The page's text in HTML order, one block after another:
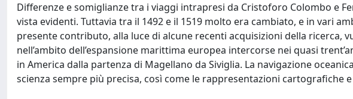
Differenze e somiglianze tra i viaggi intrapresi da Cristoforo Colombo e
vista evidenti. Tuttavia tra il 1492 e il 1519 molto era cambiato, e in vari
presente contributo, alla luce di alcune recenti acquisizioni della ricerca,
nell’ambito dell’espansione marittima europea intercorse nei quasi
in America dalla partenza di Magellano da Siviglia. La navigazione
scienza sempre più precisa, così come le rappresentazioni cartografiche